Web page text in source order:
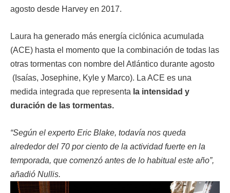
agosto desde Harvey en 2017.
Laura ha generado más energía ciclónica acumulada
(ACE) hasta el momento que la combinación de todas las
otras tormentas con nombre del Atlántico durante agosto
(Isaías, Josephine, Kyle y Marco). La ACE es una
medida integrada que representa la intensidad y
duración de las tormentas.
“Según el experto Eric Blake, todavía nos queda
alrededor del 70 por ciento de la actividad fuerte en la
temporada, que comenzó antes de lo habitual este año”,
añadió Nullis.